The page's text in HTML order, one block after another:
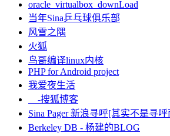
oracle_virtualbox_downLoad
当年Sina乒乓球俱乐部
风雪之隅
火狐
鸟哥编译linux内核
PHP for Android project
我爱夜生活
-搜狐博客
Sina Pager 新浪寻呼[其实不是寻
Berkeley DB - 杨建的BLOG